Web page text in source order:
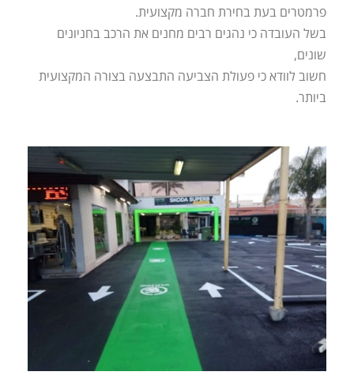
פרמטרים בעת בחירת חברה מקצועית.
בשל העובדה כי נהגים רבים מחנים את הרכב בחניונים
שונים,
חשוב לוודא כי פעולת הצביעה התבצעה בצורה המקצועית
ביותר.